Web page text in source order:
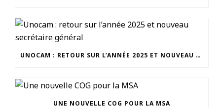
UNOCAM : RETOUR SUR L’ANNÉE 2025 ET NOUVEAU SECRÉTAIRE GÉNÉRAL
UNE NOUVELLE COG POUR LA MSA